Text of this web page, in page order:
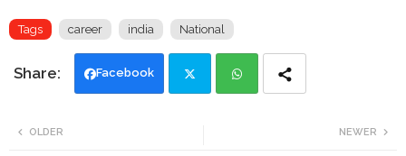
Tags career india National
Facebook
NEWER
OLDER